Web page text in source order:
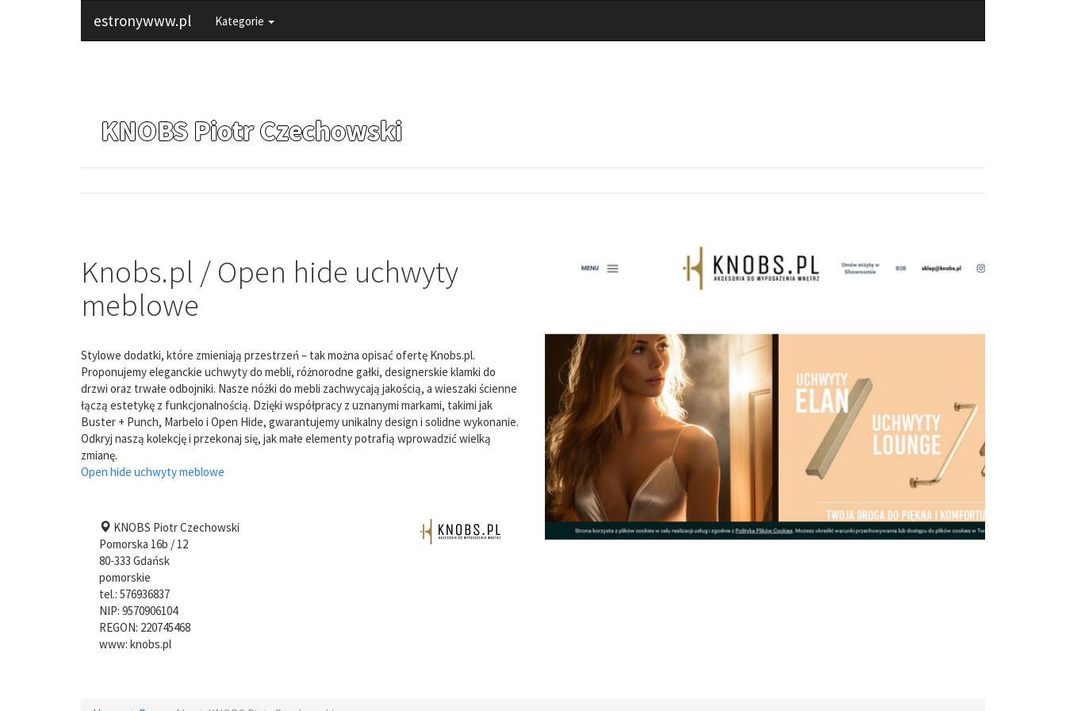
estronywww.pl Kategorie
KNOBS Piotr Czechowski
Knobs.pl / Open hide uchwyty
meblowe
Stylowe dodatki, które zmieniają przestrzeń – tak można opisać ofertę Knobs.pl.
Proponujemy eleganckie uchwyty do mebli, różnorodne gałki, designerskie klamki do
drzwi oraz trwałe odbojniki. Nasze nóżki do mebli zachwycają jakością, a wieszaki ścienne
łączą estetykę z funkcjonalnością. Dzięki współpracy z uznanymi markami, takimi jak
Buster + Punch, Marbelo i Open Hide, gwarantujemy unikalny design i solidne wykonanie.
Odkryj naszą kolekcję i przekonaj się, jak małe elementy potrafią wprowadzić wielką
zmianę.
Open hide uchwyty meblowe
KNOBS Piotr Czechowski
Pomorska 16b / 12
80-333 Gdańsk
pomorskie
tel.: 576936837
NIP: 9570906104
REGON: 220745468
www: knobs.pl